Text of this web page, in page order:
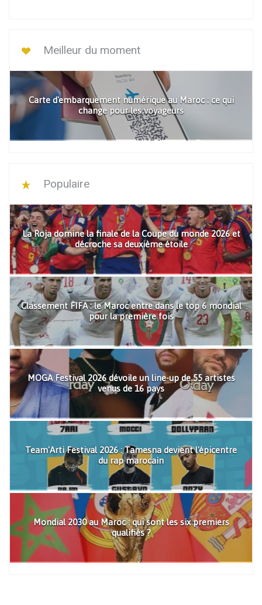
Meilleur du moment
Carte d'embarquement numérique au Maroc : ce qui
change pour les voyageurs
Populaire
La Roja domine la finale de la Coupe du monde 2026 et
décroche sa deuxième étoile
Classement FIFA : le Maroc entre dans le top 6 mondial
pour la première fois
MOGA Festival 2026 dévoile un line-up de 55 artistes
venus de 16 pays
Team'Arti Festival 2026 : Tamesna devient l'épicentre
du rap marocain
Mondial 2030 au Maroc : qui sont les six premiers
qualifiés ?